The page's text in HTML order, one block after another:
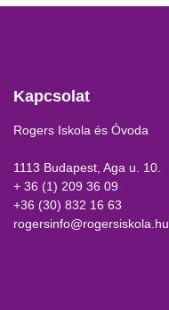
Kapcsolat
Rogers Iskola és Óvoda
1113 Budapest, Aga u. 10.
+ 36 (1) 209 36 09
+36 (30) 832 16 63
rogersinfo@rogersiskola.hu